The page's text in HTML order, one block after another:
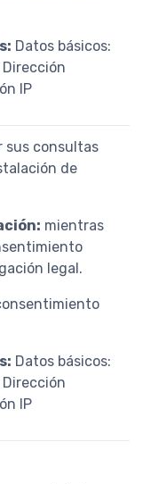
Datos básicos:
Dirección
IP
sus consultas
de
mientras
legal.
Datos básicos:
Dirección
IP